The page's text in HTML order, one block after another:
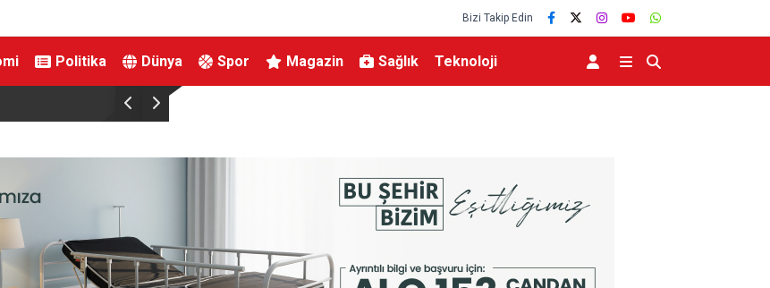
Bizi Takip Edin
Politika Dünya Spor Magazin Sağlık Teknoloji
Memişoğlu: “Şehir hastaneleri dünyanın en üst seviye sağlık